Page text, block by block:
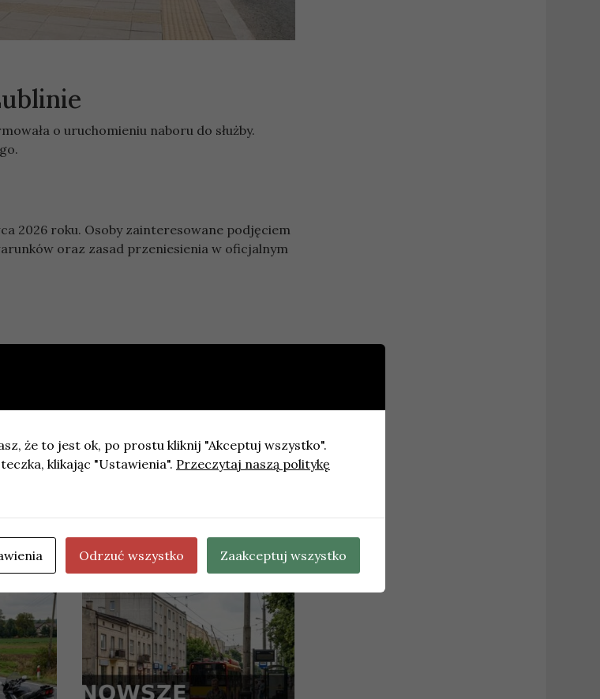
o uruchomieniu naboru do służby.
2026 roku. Osoby zainteresowane podjęciem
oraz zasad przeniesienia w oficjalnym
łapówki
że to jest ok, po prostu kliknij "Akceptuj wszystko".
klikając "Ustawienia". Przeczytaj naszą politykę
Odrzuć wszystko Zaakceptuj wszystko